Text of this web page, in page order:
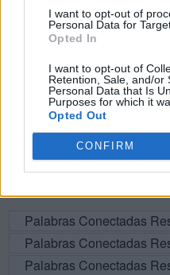
I want to opt-out of
Personal Data for
Opted In
I want to opt-out of
Retention, Sale, and/or
Personal Data that Is
Purposes for which it
Opted Out
CONFIRM
O G A
R
O R
A
R O
Palabras Conectadas
Palabras Conectadas
Palabras Conectadas